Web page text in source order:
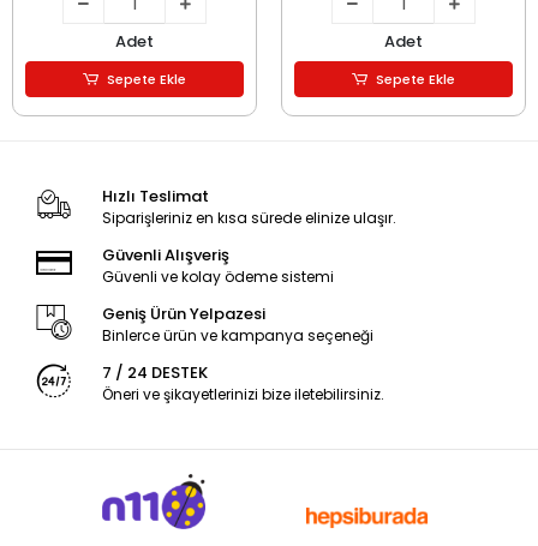
Adet
Sepete Ekle
Adet
Sepete Ekle
Hızlı Teslimat
Siparişleriniz en kısa sürede elinize ulaşır.
Güvenli Alışveriş
Güvenli ve kolay ödeme sistemi
Geniş Ürün Yelpazesi
Binlerce ürün ve kampanya seçeneği
7 / 24 DESTEK
Öneri ve şikayetlerinizi bize iletebilirsiniz.